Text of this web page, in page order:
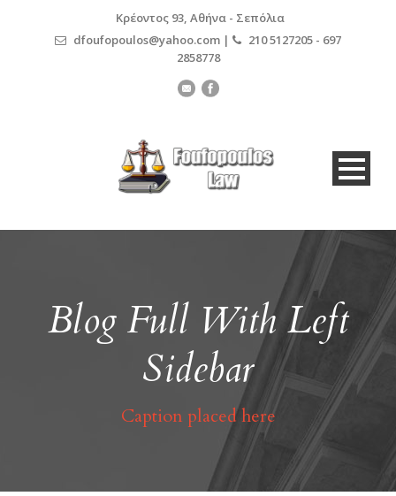
Κρέοντος 93, Αθήνα - Σεπόλια
dfoufopoulos@yahoo.com |
210 5127205 - 697
2858778
Blog Full With Left
Sidebar
Caption placed here